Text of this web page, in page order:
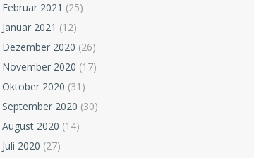
Februar 2021 (25)
Januar 2021 (12)
Dezember 2020 (26)
November 2020 (17)
Oktober 2020 (31)
September 2020 (30)
August 2020 (14)
Juli 2020 (27)